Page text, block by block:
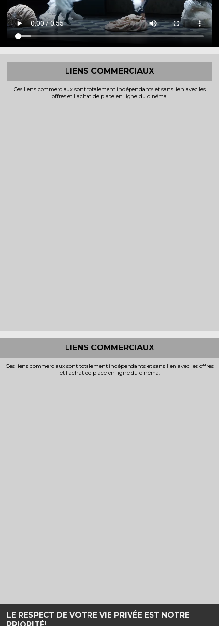
LE RESPECT DE VOTRE VIE PRIVÉE EST NOTRE
LIENS COMMERCIAUX
Ces liens commerciaux sont totalement indépendants et sans lien avec les
offres et l'achat de place en ligne du cinéma.
LIENS COMMERCIAUX
Ces liens commerciaux sont totalement indépendants et sans lien avec les offres
et l'achat de place en ligne du cinéma.